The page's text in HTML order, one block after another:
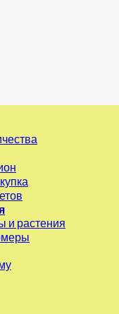
и растения